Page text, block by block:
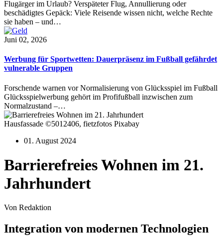
Flugärger im Urlaub? Verspäteter Flug, Annullierung oder
beschädigtes Gepäck: Viele Reisende wissen nicht, welche Rechte
sie haben – und…
Juni 02, 2026
Werbung für Sportwetten: Dauerpräsenz im Fußball gefährdet
vulnerable Gruppen
Forschende warnen vor Normalisierung von Glücksspiel im Fußball
Glücksspielwerbung gehört im Profifußball inzwischen zum
Normalzustand –…
Hausfassade ©5012406, fietzfotos Pixabay
01. August 2024
Barrierefreies Wohnen im 21.
Jahrhundert
Von Redaktion
Integration von modernen Technologien